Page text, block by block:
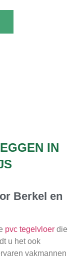
IN
Berkel en
pvc tegelvloer die
u het ook
vakmannen